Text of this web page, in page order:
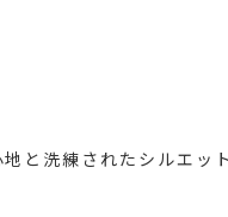
と洗練されたシルエッ